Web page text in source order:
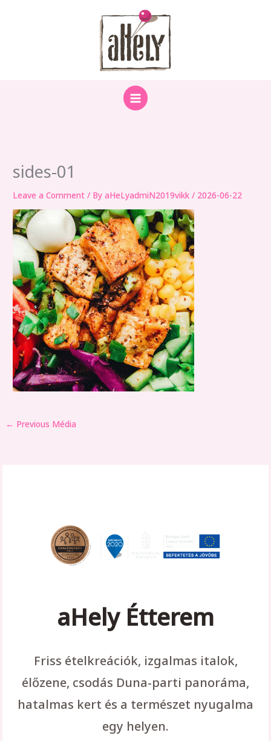
sides-01
Leave a Comment / ByaHeLyadmiN2019vikk/ 2026-06-22
← Previous Média
aHely Étterem
Friss ételkreációk, izgalmas italok,
élőzene, csodás Duna-parti panoráma,
hatalmas kert és a természet nyugalma
egy helyen.